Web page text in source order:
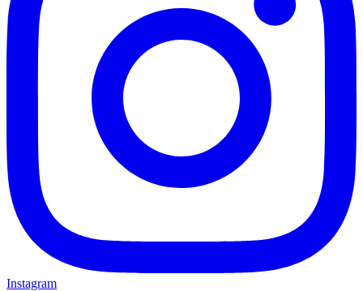
Instagram